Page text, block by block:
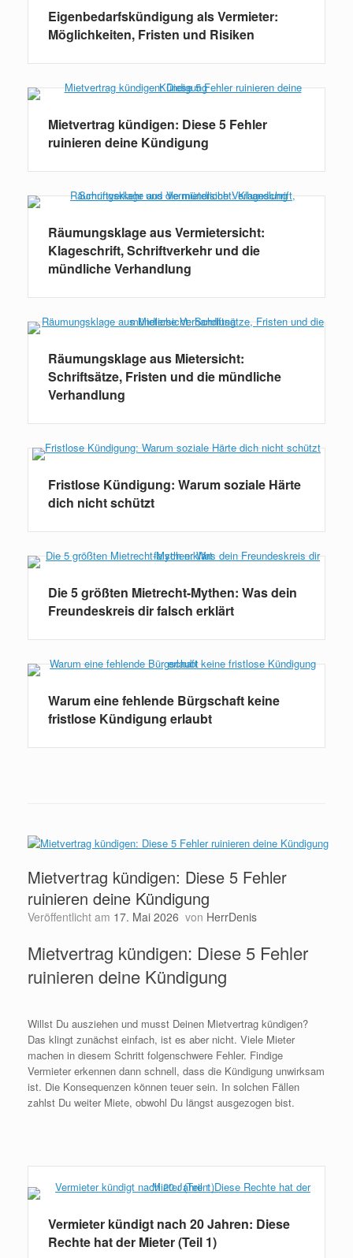
Eigenbedarfskündigung als Vermieter:
Möglichkeiten, Fristen und Risiken
Mietvertrag kündigen: Diese 5 Fehler
ruinieren deine Kündigung
Räumungsklage aus Vermietersicht:
Klageschrift, Schriftverkehr und die
mündliche Verhandlung
Räumungsklage aus Mietersicht:
Schriftsätze, Fristen und die mündliche
Verhandlung
Fristlose Kündigung: Warum soziale Härte
dich nicht schützt
Die 5 größten Mietrecht-Mythen: Was dein
Freundeskreis dir falsch erklärt
Warum eine fehlende Bürgschaft keine
fristlose Kündigung erlaubt
Mietvertrag kündigen: Diese 5 Fehler
ruinieren deine Kündigung
Veröffentlicht am 17. Mai 2026 von HerrDenis
Mietvertrag kündigen: Diese 5 Fehler
ruinieren deine Kündigung
Willst Du ausziehen und musst Deinen Mietvertrag kündigen?
Das klingt zunächst einfach, ist es aber nicht. Viele Mieter
machen in diesem Schritt folgenschwere Fehler. Findige
Vermieter erkennen dann schnell, dass die Kündigung unwirksam
ist. Die Konsequenzen können teuer sein. In solchen Fällen
zahlst Du weiter Miete, obwohl Du längst ausgezogen bist.
Vermieter kündigt nach 20 Jahren: Diese
Rechte hat der Mieter (Teil 1)